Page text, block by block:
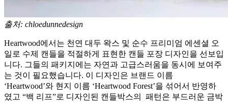
출처: chloedunnedesign
Heartwood에서는 천연 대두 왁스 및 순수 프리미엄 에센셜 오
일로 수제 캔들을 적절하게 표현한 캔들 포장 디자인을 선보입
니다. 그들의 패키지에는 자연과 고급스러움을 동시에 보여주
는 것이 필요했습니다. 이 디자인은 브랜드 이름
‘Heartwood’와 현지 이름 ‘Heartwood Forest’을 섞어서 반영하
였고 “백 리프”로 디자인된 캔들박스의 패턴은 부드러운 금박